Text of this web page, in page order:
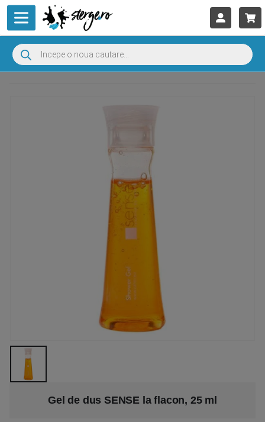
Gel de dus SENSE la flacon, 25 ml